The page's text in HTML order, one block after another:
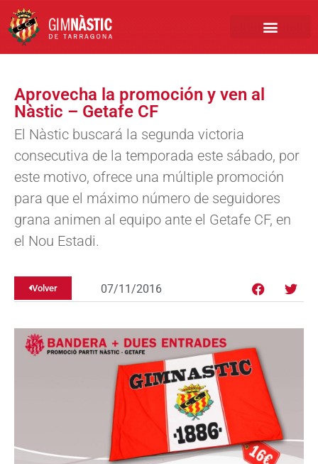
Aprovecha la promoción y ven al
Nàstic – Getafe CF
El Nàstic buscará la segunda victoria
consecutiva de la temporada este sábado, por
este motivo, ofrece una múltiple promoción
para que el máximo número de seguidores
grana animen al equipo ante el Getafe CF, en
el Nou Estadi.
Volver 07/11/2016